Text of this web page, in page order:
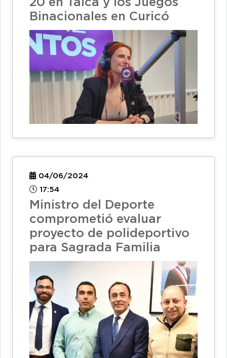
20 en Talca y los Juegos
Binacionales en Curicó
04/06/2024
17:54
Ministro del Deporte
comprometió evaluar
proyecto de polideportivo
para Sagrada Familia